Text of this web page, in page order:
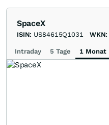
SpaceX
ISIN: US84615Q1031 WKN:
Intraday 5 Tage 1 Monat